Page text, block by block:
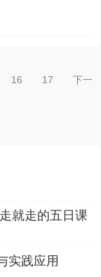
16 17 下一
就走的五日课
实践应用